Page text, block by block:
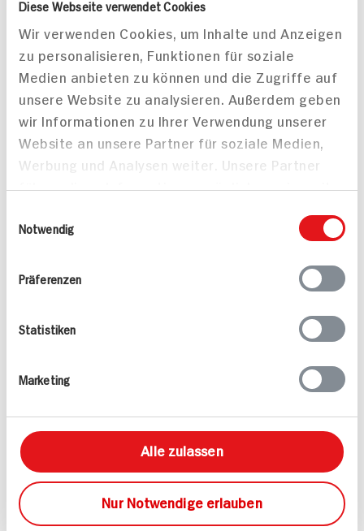
Diese Webseite verwendet Cookies
Wir verwenden Cookies, um Inhalte und Anzeigen
zu personalisieren, Funktionen für soziale
Medien anbieten zu können und die Zugriffe auf
unsere Website zu analysieren. Außerdem geben
wir Informationen zu Ihrer Verwendung unserer
Website an unsere Partner für soziale Medien,
Werbung und Analysen weiter. Unsere Partner
führen diese Informationen möglicherweise mit
bereitgestellt haben oder die sie im Rahmen
Notwendig
Präferenzen
Statistiken
Marketing
Alle zulassen
Nur Notwendige erlauben
Steinhaus Trüffel-
Krustenbraten
80g Packung
2.69
Steinhaus Gekochter
Lachsschinken Pfeffer
100g Packung
11x verfügbar
2.69
HIT Kasseler gegart
Passende Rezepte